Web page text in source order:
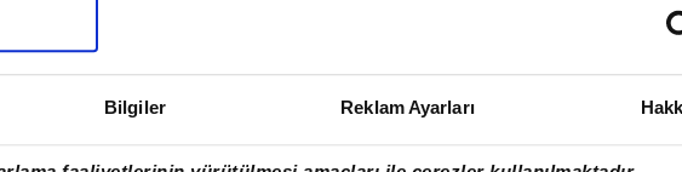
Bilgiler Reklam Ayarları
yaya yollarında boyama ve kırmızı